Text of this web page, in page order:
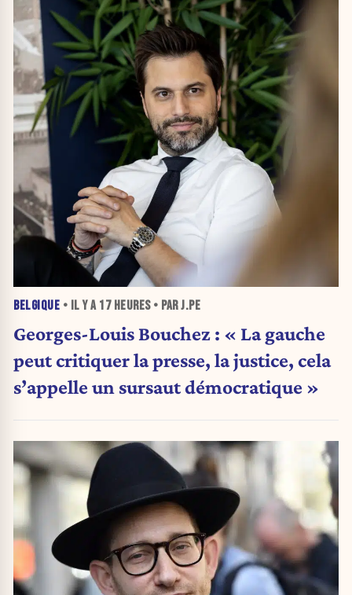
BELGIQUE • IL Y A 17 HEURES• PAR J.PE
Georges-Louis Bouchez : « La gauche
peut critiquer la presse, la justice, cela
s’appelle un sursaut démocratique »